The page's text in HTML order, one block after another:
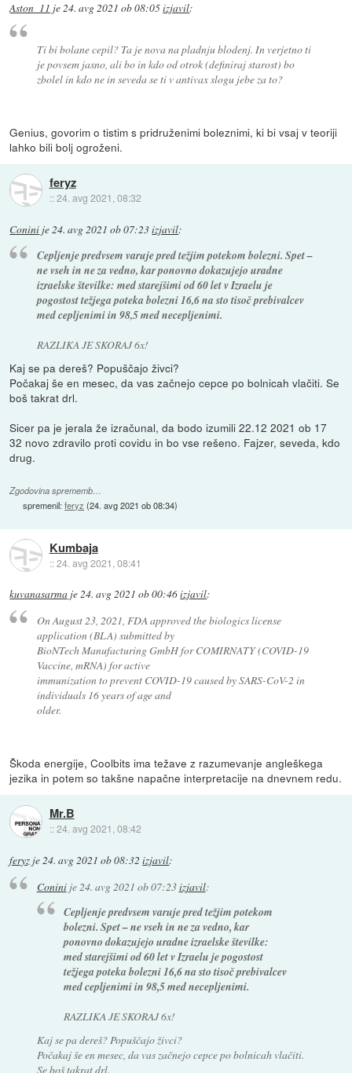
Aston_11 je24. avg 2021 ob 08:05izjavil:
Ti bi bolane cepil? Ta je nova na pladnju blodenj. In verjetno ti
je povsem jasno, ali bo in kdo od otrok (definiraj starost) bo
zbolel in kdo ne in seveda se ti v antivax slogu jebe za to?
Genius, govorim o tistim s pridruženimi boleznimi, ki bi vsaj v teoriji
lahko bili bolj ogroženi.
feryz
::24. avg 2021, 08:32
Conini je24. avg 2021 ob 07:23izjavil:
Cepljenje predvsem varuje pred težjim potekom bolezni. Spet –
ne vseh in ne za vedno, kar ponovno dokazujejo uradne
izraelske številke: med starejšimi od 60 let v Izraelu je
pogostost težjega poteka bolezni 16,6 na sto tisoč prebivalcev
med cepljenimi in 98,5 med necepljenimi.
RAZLIKA JE SKORAJ 6x!
Kaj se pa dereš? Popuščajo živci?
Počakaj še en mesec, da vas začnejo cepce po bolnicah vlačiti. Se
boš takrat drl.
Sicer pa je jerala že izračunal, da bodo izumili 22.12 2021 ob 17
32 novo zdravilo proti covidu in bo vse rešeno. Fajzer, seveda, kdo
drug.
Zgodovina sprememb…
spremenil:feryz (24. avg 2021 ob 08:34)
Kumbaja
::24. avg 2021, 08:41
kuvanasarma je24. avg 2021 ob 00:46izjavil:
On August 23, 2021, FDA approved the biologics license
application (BLA) submitted by
BioNTech Manufacturing GmbH for COMIRNATY (COVID-19
Vaccine, mRNA) for active
immunization to prevent COVID-19 caused by SARS-CoV-2 in
individuals 16 years of age and
older.
Škoda energije, Coolbits ima težave z razumevanje angleškega
jezika in potem so takšne napačne interpretacije na dnevnem redu.
Mr.B
::24. avg 2021, 08:42
feryz je24. avg 2021 ob 08:32 izjavil:
Coninije 24. avg 2021 ob 07:23izjavil:
Cepljenje predvsem varuje pred težjim potekom
bolezni. Spet – ne vseh in ne za vedno, kar
ponovno dokazujejo uradne izraelske številke:
med starejšimi od 60 let v Izraelu je pogostost
težjega poteka bolezni 16,6 na sto tisoč prebivalcev
med cepljenimi in 98,5 med necepljenimi.
RAZLIKA JE SKORAJ 6x!
Kaj se pa dereš? Popuščajo živci?
Počakaj še en mesec, da vas začnejo cepce po bolnicah vlačiti.
Se boš takrat drl.